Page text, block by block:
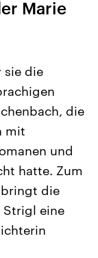
Beiträge,
und
die Vereinigten
Ländern
Einfluss auf
Marie
sie die
die
mit
und
hatte. Zum
bringt die
Strigl eine